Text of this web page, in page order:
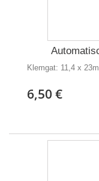
Klemgat: 11,4 x
6,50 €